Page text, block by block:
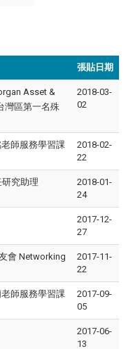
張貼日期
Asset &
灣區第一名殊
2018-03-
02
師服務學習課
2018-02-
22
究助理
2018-01-
24
2017-12-
27
會 Networking
2017-11-
22
師服務學習課
2017-09-
05
2017-06-
13